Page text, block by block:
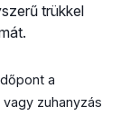
trükkel
a
zuhanyzás